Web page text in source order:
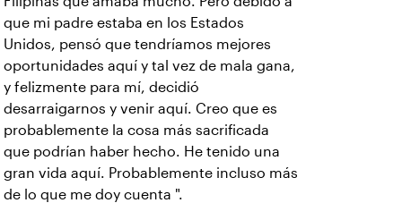
que mi padre estaba en los Estados
Unidos, pensó que tendríamos mejores
oportunidades aquí y tal vez de mala gana,
y felizmente para mí, decidió
desarraigarnos y venir aquí. Creo que es
probablemente la cosa más sacrificada
que podrían haber hecho. He tenido una
gran vida aquí. Probablemente incluso más
de lo que me doy cuenta ".